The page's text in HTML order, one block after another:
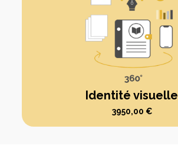
Identité visuelle
3950,00 €